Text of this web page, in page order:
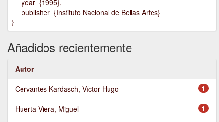
year={1995},
publisher={Instituto Nacional de Bellas Artes}
}
Añadidos recientemente
Autor
1
Cervantes Kardasch, Víctor Hugo
1
Huerta Viera, Miguel